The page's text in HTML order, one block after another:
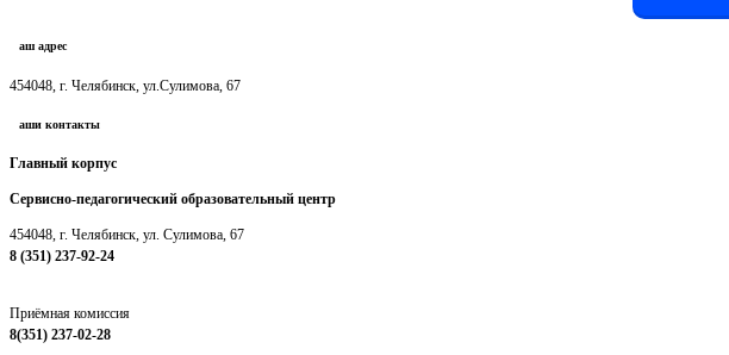
Наш адрес
454048, г. Челябинск, ул.Сулимова, 67
Наши контакты
Главный корпус
Сервисно-педагогический образовательный центр
454048, г. Челябинск, ул. Сулимова, 67
8 (351) 237-92-24
Приёмная комиссия
8(351) 237-02-28